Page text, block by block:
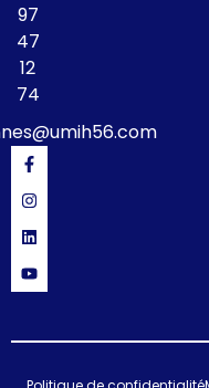
97
47
12
74